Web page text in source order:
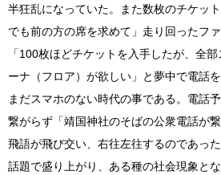
半狂乱になっていた。また数枚のチケッ
でも前の方の席を求めて」走り回ったフ
「100枚ほどチケットを入手したが、全
ーナ（フロア）が欲しい」と夢中で電話
まだスマホのない時代の事である。電話
繋がらず「靖国神社のそばの公衆電話が
飛語が飛び交い、右往左往するのであっ
話題で盛り上がり、ある種の社会現象と